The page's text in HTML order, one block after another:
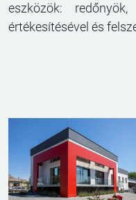
eszközök:
értékesítésével és